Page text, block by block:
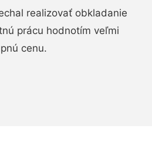
realizovať obkladanie
prácu hodnotím veľmi
cenu.